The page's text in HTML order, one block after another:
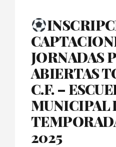
JORNADAS
ABIERTAS
C.F. –
MUNICIPAL
2025